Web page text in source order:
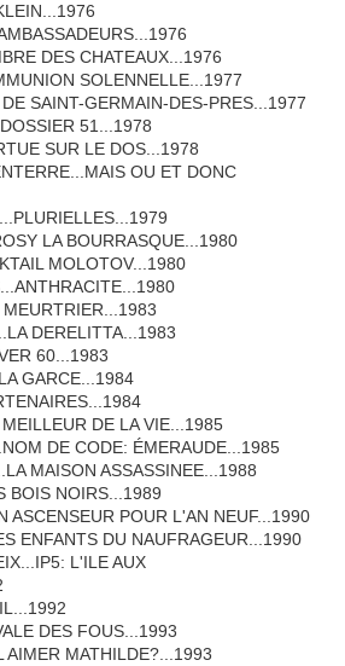
DES CHATEAUX...1976
SOLENNELLE...1977
SAINT-GERMAIN-DES-PRES...1977
51...1978
SUR LE DOS...1978
OU ET DONC
LA BOURRASQUE...1980
MOLOTOV...1980
DERELITTA...1983
60...1983
GARCE...1984
DE LA VIE...1985
DE CODE: ÉMERAUDE...1985
MAISON ASSASSINEE...1988
BOIS NOIRS...1989
ASCENSEUR POUR L'AN NEUF...1990
ENFANTS DU NAUFRAGEUR...1990
L'ILE AUX
DES FOUS...1993
AIMER MATHILDE?...1993